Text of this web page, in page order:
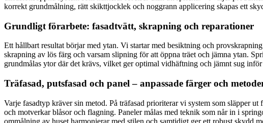
korrekt grundmålning, rätt skikttjocklek och noggrann applicering skapas ett
Grundligt förarbete: fasadtvätt, skrapning och reparationer
Ett hållbart resultat börjar med ytan. Vi startar med besiktning och
skrapning av lös färg och varsam slipning för att öppna träet och jämna ytan.
grundmålas ytor där det krävs, vilket ger optimal vidhäftning och jämnt sug
Träfasad, putsfasad och panel – anpassade färger och
Varje fasadtyp kräver sin metod. På träfasad prioriterar vi system som släpper
och motverkar blåsor och flagning. Paneler målas med teknik som når in i
ommålning av huset harmonierar med stilen och samtidigt ger ett robust skydd